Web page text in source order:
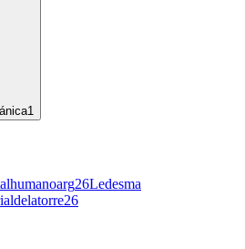
1
26Ledesma
26